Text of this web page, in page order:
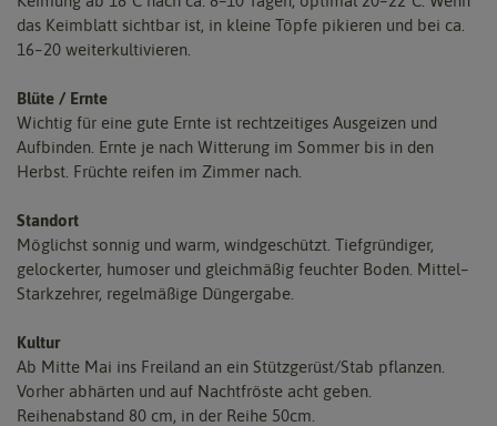
das Keimblatt sichtbar ist, in kleine Töpfe pikieren und bei ca.
16–20 weiterkultivieren.
Blüte / Ernte
Wichtig für eine gute Ernte ist rechtzeitiges Ausgeizen und
Aufbinden. Ernte je nach Witterung im Sommer bis in den
Herbst. Früchte reifen im Zimmer nach.
Standort
Möglichst sonnig und warm, windgeschützt. Tiefgründiger,
gelockerter, humoser und gleichmäßig feuchter Boden. Mittel–
Starkzehrer, regelmäßige Düngergabe.
Kultur
Ab Mitte Mai ins Freiland an ein Stützgerüst/Stab pflanzen.
Vorher abhärten und auf Nachtfröste acht geben.
Reihenabstand 80 cm, in der Reihe 50cm.